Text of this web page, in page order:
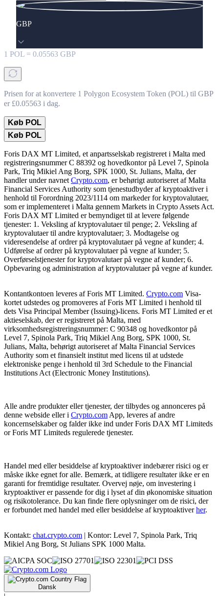
GBP
1 POL = 0.05563 GBP
Prisen for at konvertere 1 Polygon Ecosystem Token (POL) til GBP
er £0.05563 i dag.
Køb POL
Køb POL
Foris DAX MT Limited, et anpartsselskab registreret i Malta med
registreringsnummer C 88392 og hovedkontor på Level 7, Spinola
Park, Triq Mikiel Ang Borg, SPK 1000, St. Julians, Malta, der
handler under navnet Crypto.com, er behørigt autoriseret af Malta
Financial Services Authority som tjenestudbyder af kryptoaktiver i
henhold til Forordning 2023/1114 om markeder for kryptovalutaer,
som er implementeret i Malta gennem Markets in Crypto Assets Act.
Foris DAX MT Limited er bemyndiget til at levere følgende
tjenester: 1. Veksling af kryptovalutaer til penge; 2. Veksling af
kryptovalutaer til andre kryptovalutaer; 3. Modtagelse og
videresendelse af ordrer på kryptovalutaer på vegne af kunder; 4.
Udførelse af ordrer på kryptovalutaer på vegne af kunder; 5.
Overførselstjenester for kryptovalutaer på vegne af kunder; 6.
Opbevaring og administration af kryptovalutaer på vegne af kunder.
Kontantkontoen leveres af Foris MT Limited. Crypto.com Visa-
kortet udstedes og promoveres af Foris MT Limited i henhold til
dets Visa Principal Member (Issuing)-licens. Foris MT Limited er et
aktieselskab, der er registreret på Malta, med
virksomhedsregistreringsnummer: C 90348 og hovedkontor på
Level 7, Spinola Park, Triq Mikiel Ang Borg, SPK 1000, St.
Julians, Malta, behørigt autoriseret af Malta Financial Services
Authority som et finansielt institut med licens til at udstede
elektroniske penge i henhold til 3rd Schedule to the Financial
Institutions Act (Electronic Money Institutions).
Alle andre produkter eller tjenester, der tilbydes og annonceres på
denne webside eller i Crypto.com App, leveres af andre
koncernselskaber og falder ikke ind under Foris DAX MT Limiteds
or Foris MT Limiteds regulerede tjenester.
Handel med eller besiddelse af kryptoaktiver indebærer risici og er
måske ikke egnet for alle. Bemærk, at tidligere resultater ikke er en
garanti for fremtidige resultater. Overvej nøje, om investering i
kryptoaktiver er passende for dig i lyset af din økonomiske situation
og risikotolerance. Du kan finde flere oplysninger om de risici, der
er forbundet med handel med eller besiddelse af kryptoaktiverher.
Kontakt: chat.crypto.com | Kontor: Level 7, Spinola Park, Triq
Mikiel Ang Borg, St Julians SPK 1000 Malta.
Dansk